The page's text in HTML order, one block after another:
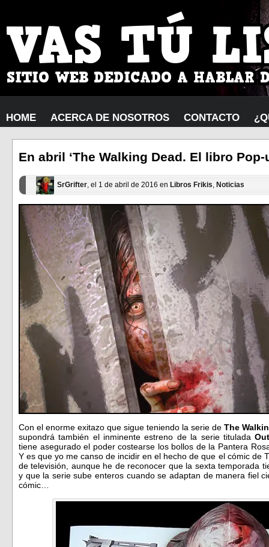
HOME ACERCA DE NOSOTROS CONTACTO
En abril ‘The Walking Dead. El libro Pop-
SrGrifter, el 1 de abril de 2016 en Libros Frikis, Noticias
Con el enorme exitazo que sigue teniendo la serie de The
supondrá también el inminente estreno de la serie titulada
tiene asegurado el poder costearse los bollos de la Pantera
Y es que yo me canso de incidir en el hecho de que el cómic de
de televisión, aunque he de reconocer que la sexta temporada
y que la serie sube enteros cuando se adaptan de manera fiel
cómic…